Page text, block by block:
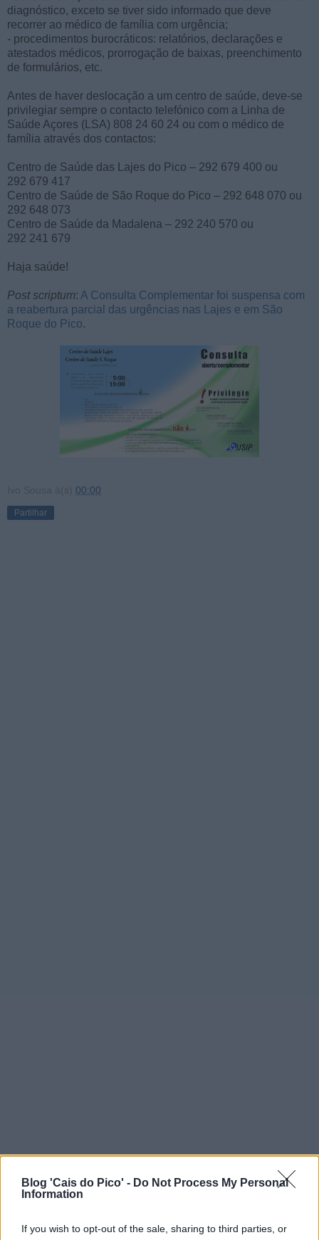
Blog 'Cais do Pico' - Do Not Process My Personal
Information
If you wish to opt-out of the sale, sharing to third parties, or
diagnóstico, exceto se tiver sido informado que deve
recorrer ao médico de família com urgência;
- procedimentos burocráticos: relatórios, declarações e
atestados médicos, prorrogação de baixas, preenchimento
de formulários, etc.
Antes de haver deslocação a um centro de saúde, deve-se
privilegiar sempre o contacto telefónico com a Linha de
Saúde Açores (LSA) 808 24 60 24 ou com o médico de
família através dos contactos:
Centro de Saúde das Lajes do Pico – 292 679 400 ou
292 679 417
Centro de Saúde de São Roque do Pico – 292 648 070 ou
292 648 073
Centro de Saúde da Madalena – 292 240 570 ou
292 241 679
Haja saúde!
Post scriptum: A Consulta Complementar foi suspensa com
a reabertura parcial das urgências nas Lajes e em São
Roque do Pico.
Ivo Sousa à(s) 00:00
Partilhar